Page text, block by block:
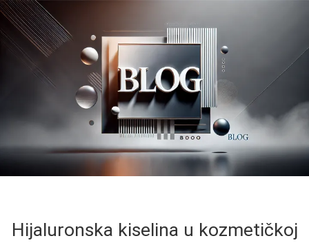
Hijaluronska kiselina u kozmetičkoj